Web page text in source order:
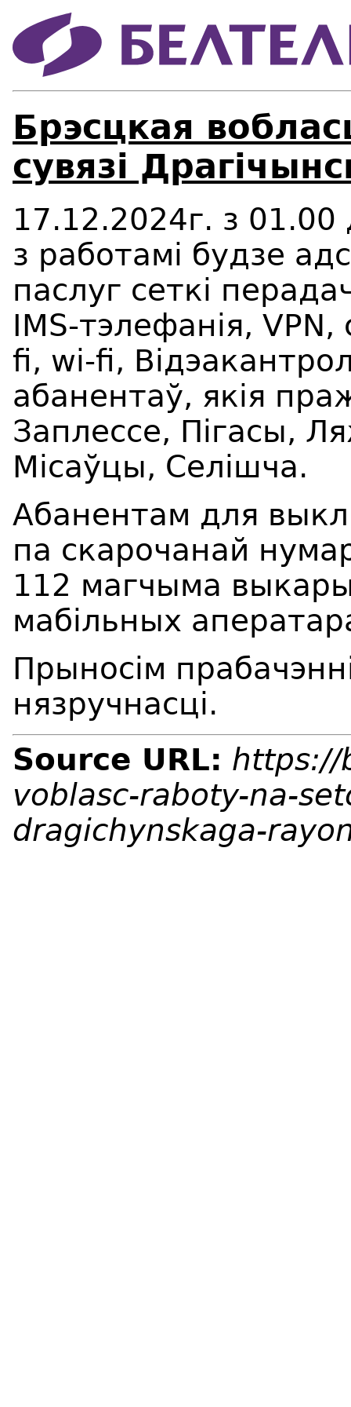
Брэсцкая
сувязі
17.12.2024г. з 01.00
з работамі будзе
паслуг сеткі
IMS-тэлефанія, VPN,
fi, wi-fi,
абанентаў, якія
Заплессе, Пігасы,
Місаўцы, Селішча.
Абанентам для
па скарочанай
112 магчыма
мабільных
Прыносім
нязручнасці.
Source URL: https://
voblasc-raboty-na-
dragichynskaga-